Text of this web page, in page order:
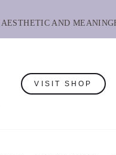
AND
VISIT SHOP